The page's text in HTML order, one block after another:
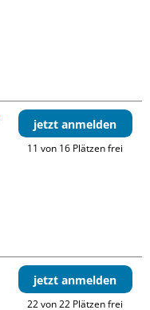
jetzt anmelden
11 von 16 Plätzen frei
jetzt anmelden
22 von 22 Plätzen frei